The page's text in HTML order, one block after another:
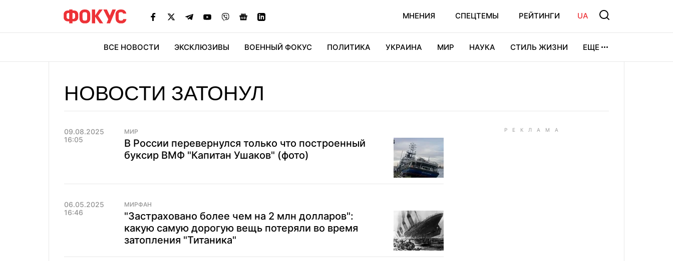
МНЕНИЯ СПЕЦТЕМЫ РЕЙТИНГИ UA
ВСЕ НОВОСТИ ЭКСКЛЮЗИВЫ ВОЕННЫЙ ФОКУС ПОЛИТИКА УКРАИНА МИР НАУКА СТИЛЬ ЖИЗНИ ЕЩЕ
НОВОСТИ ЗАТОНУЛ
09.08.2025
16:05
МИР
В России перевернулся только что построенный
буксир ВМФ "Капитан Ушаков" (фото)
06.05.2025
16:46
МИРФАН
"Застраховано более чем на 2 млн долларов":
какую самую дорогую вещь потеряли во время
затопления "Титаника"